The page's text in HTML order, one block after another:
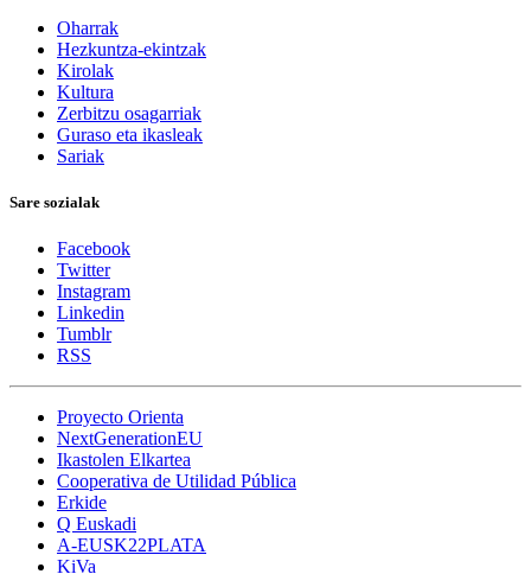
Oharrak
Hezkuntza-ekintzak
Kirolak
Kultura
Zerbitzu osagarriak
Guraso eta ikasleak
Sariak
Sare sozialak
Facebook
Twitter
Instagram
Linkedin
Tumblr
RSS
Proyecto Orienta
NextGenerationEU
Ikastolen Elkartea
Cooperativa de Utilidad Pública
Erkide
Q Euskadi
A-EUSK22PLATA
KiVa